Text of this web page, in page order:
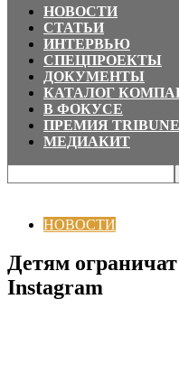
НОВОСТИ
СТАТЬИ
ИНТЕРВЬЮ
СПЕЦПРОЕКТЫ
ДОКУМЕНТЫ
КАТАЛОГ
В ФОКУСЕ
ПРЕМИЯ TRIBUNE
МЕДИАКИТ
НОВОСТИ
Детям
Instagram